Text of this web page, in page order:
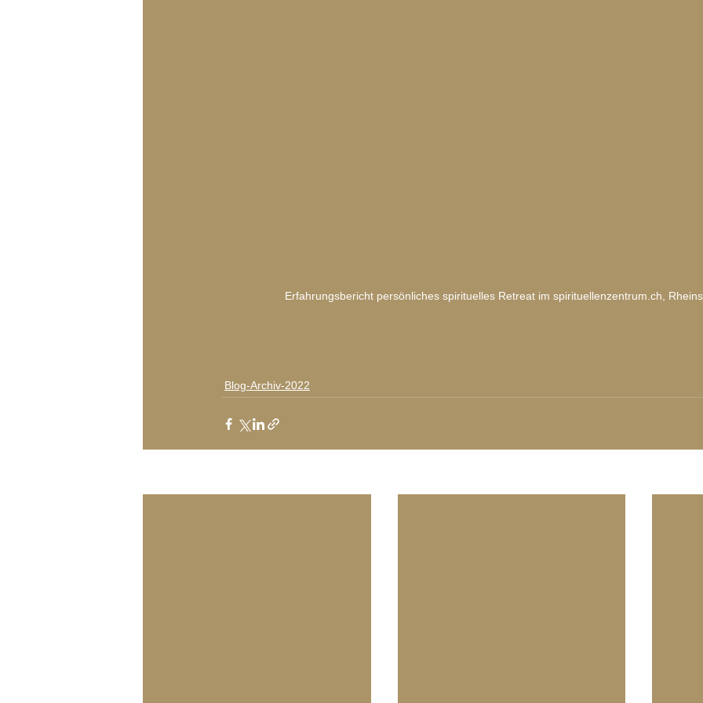
Erfahrungsbericht persönliches spirituelles Retreat im spirituellenzentrum.ch,
Blog-Archiv-2022